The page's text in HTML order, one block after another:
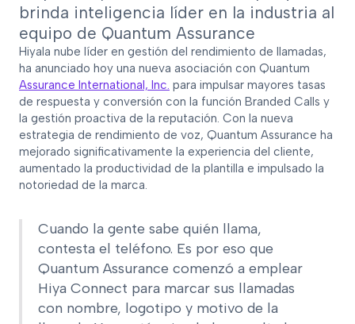
brinda inteligencia líder en la industria al
equipo de Quantum Assurance
Hiyala nube líder en gestión del rendimiento de llamadas,
ha anunciado hoy una nueva asociación con Quantum
Assurance International, Inc. para impulsar mayores tasas
de respuesta y conversión con la función Branded Calls y
la gestión proactiva de la reputación. Con la nueva
estrategia de rendimiento de voz, Quantum Assurance ha
mejorado significativamente la experiencia del cliente,
aumentado la productividad de la plantilla e impulsado la
notoriedad de la marca.
Cuando la gente sabe quién llama,
contesta el teléfono. Es por eso que
Quantum Assurance comenzó a emplear
Hiya Connect para marcar sus llamadas
con nombre, logotipo y motivo de la